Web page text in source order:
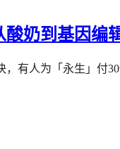
奶到基因编
有人为「永生」付